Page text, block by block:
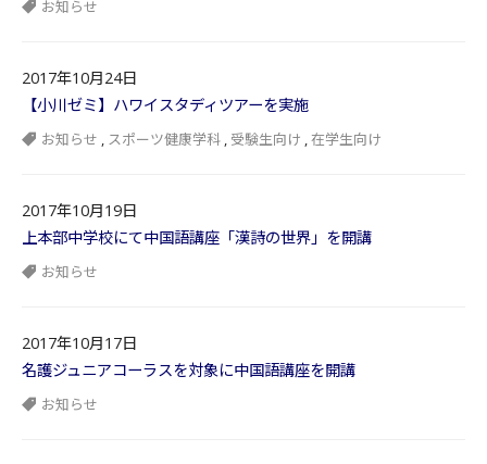
お知らせ
2017年10月24日
【小川ゼミ】ハワイスタディツアーを実施
お知らせ , スポーツ健康学科 , 受験生向け ,在学生向け
2017年10月19日
上本部中学校にて中国語講座「漢詩の世界」を開講
お知らせ
2017年10月17日
名護ジュニアコーラスを対象に中国語講座を開講
お知らせ